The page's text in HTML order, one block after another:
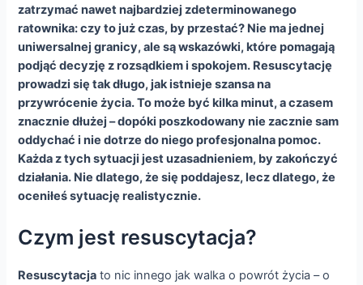
zatrzymać nawet najbardziej zdeterminowanego
ratownika: czy to już czas, by przestać? Nie ma jednej
uniwersalnej granicy, ale są wskazówki, które pomagają
podjąć decyzję z rozsądkiem i spokojem. Resuscytację
prowadzi się tak długo, jak istnieje szansa na
przywrócenie życia. To może być kilka minut, a czasem
znacznie dłużej – dopóki poszkodowany nie zacznie sam
oddychać i nie dotrze do niego profesjonalna pomoc.
Każda z tych sytuacji jest uzasadnieniem, by zakończyć
działania. Nie dlatego, że się poddajesz, lecz dlatego, że
oceniłeś sytuację realistycznie.
Czym jest resuscytacja?
Resuscytacja to nic innego jak walka o powrót życia – o